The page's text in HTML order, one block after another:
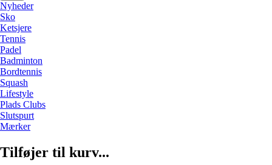
Nyheder
Sko
Ketsjere
Tennis
Padel
Badminton
Bordtennis
Squash
Lifestyle
Plads Clubs
Slutspurt
Mærker
Tilføjer til kurv...